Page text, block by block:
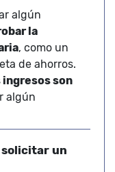
algún
la
, como un
de ahorros.
ingresos son
algún
solicitar un